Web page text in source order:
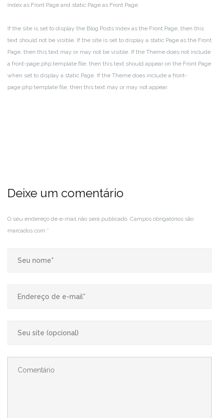
Index as Front Page and static Page as Front Page.
If the site is set to display the Blog Posts Index as the Front Page, then this
text should not be visible. If the site is set to display a static Page as the Front
Page, then this text may or may not be visible. If the Theme does not include
a front-page.php template file, then this text should appear on the Front Page
when set to display a static Page. If the Theme does include a front-
page.php template file, then this text may or may not appear.
Deixe um comentário
O seu endereço de e-mail não será publicado. Campos obrigatórios são
marcados com *